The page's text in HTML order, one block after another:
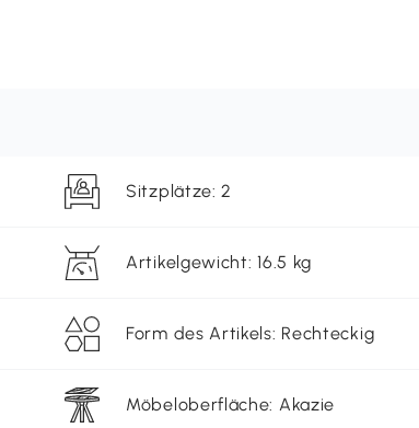
Sitzplätze: 2
Artikelgewicht: 16.5 kg
Form des Artikels: Rechteckig
Möbeloberfläche: Akazie